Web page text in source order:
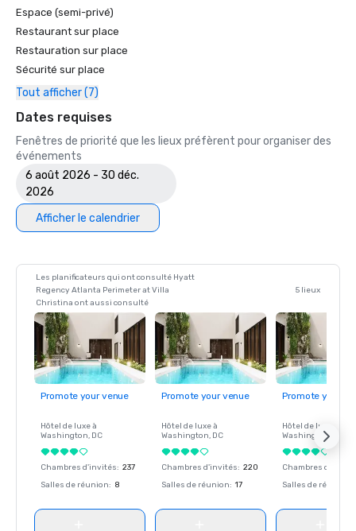
Espace (semi-privé)
Restaurant sur place
Restauration sur place
Sécurité sur place
Tout afficher (7)
Dates requises
Fenêtres de priorité que les lieux préfèrent pour organiser des
événements
6 août 2026 - 30 déc.
2026
Afficher le calendrier
Les planificateurs qui ont consulté Hyatt
Regency Atlanta Perimeter at Villa
Christina ont aussi consulté
5 lieux
Promote your venue
Hôtel de luxe à
Washington, DC
Chambres d'invités: 237
Salles de réunion: 8
Promote your venue
Hôtel de luxe à
Washington, DC
Chambres d'invités: 220
Salles de réunion: 17
Promote your
Hôtel de luxe à
Washington
Chambres
Salles de réunion